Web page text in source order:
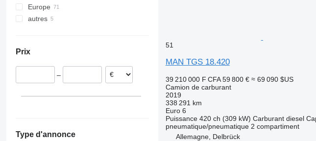
Europe
Belgique
Royaume-Uni
République tchèque
autres
Prix
–
Type d'annonce
51
MAN TGS 18.420
39 210 000 F CFA 59 800 € ≈ 69 090 $US
Camion de carburant
2019
338 291 km
Euro 6
Puissance 420 ch (309 kW) Carburant diesel
pneumatique/pneumatique 2 compartiment
Allemagne, Delbrück